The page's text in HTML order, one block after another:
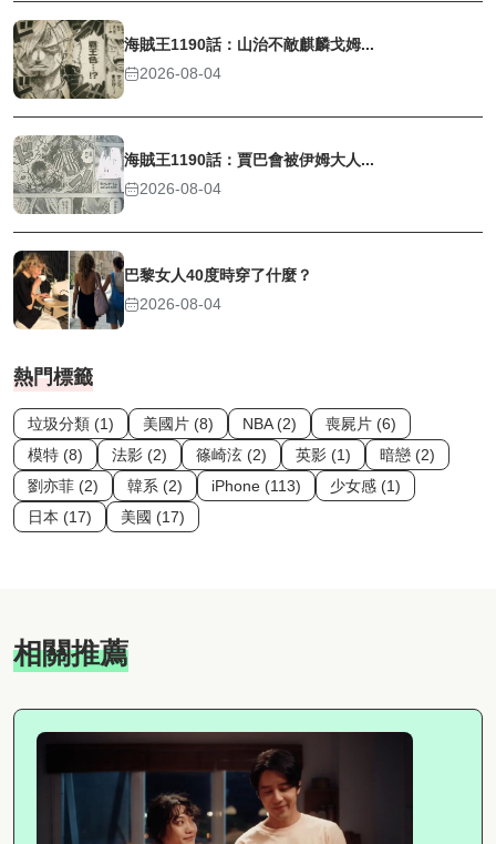
海賊王1190話：山治不敵麒麟戈姆...
2026-08-04
海賊王1190話：賈巴會被伊姆大人...
2026-08-04
巴黎女人40度時穿了什麼？
2026-08-04
熱門標籤
垃圾分類 (1) 美國片 (8) NBA (2)
喪屍片 (6)
模特 (8)
法影 (2) 篠崎泫 (2) 英影 (1)
暗戀 (2)
劉亦菲 (2)
韓系 (2) iPhone (113)
少女感 (1)
日本 (17)
美國 (17)
相關推薦